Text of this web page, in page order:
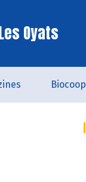
Oyats
Biocoop